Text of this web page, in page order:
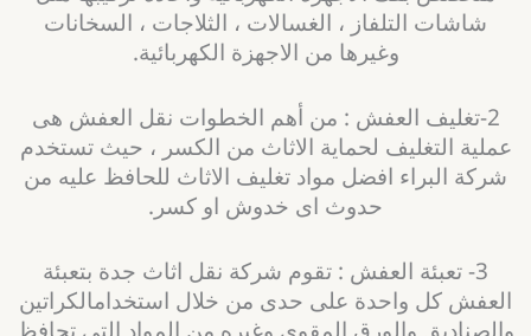
شاشات التلفاز ، الغسالات ، الثلاجات ، السخانات
وغيرها من الاجهزة الكهربائية.
2-تغليف العفش : من أهم الخطوات نقل العفش هى
عملية التغليف لحماية الاثاث من الكسر ، حيث تستخدم
شركة البراء افضل مواد تغليف الاثاث للحافظ عليه من
حدوث اى خدوش او كسر.
3- تعبئة العفش : تقوم شركة نقل اثاث جدة بتعبئة
العفش كل واحدة على حدى من خلال استخدامالكراتين